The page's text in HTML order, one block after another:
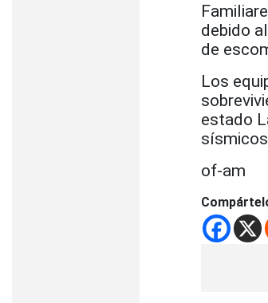
debido
de
Los
estado
of-am